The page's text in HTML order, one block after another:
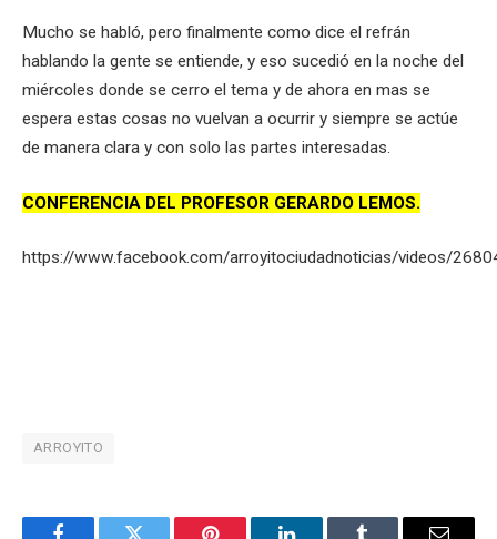
Mucho se habló, pero finalmente como dice el refrán
hablando la gente se entiende, y eso sucedió en la noche del
miércoles donde se cerro el tema y de ahora en mas se
espera estas cosas no vuelvan a ocurrir y siempre se actúe
de manera clara y con solo las partes interesadas.
CONFERENCIA DEL PROFESOR GERARDO LEMOS.
https://www.facebook.com/arroyitociudadnoticias/videos/
ARROYITO